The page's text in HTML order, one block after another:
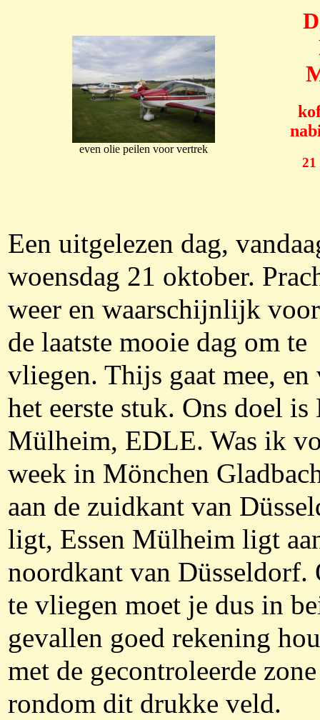
even olie peilen voor vertrek
21
Een uitgelezen dag,
woensdag 21 oktober.
weer en waarschijnlijk
de laatste mooie dag om te
vliegen. Thijs gaat mee,
het eerste stuk. Ons doel is
Mülheim, EDLE. Was ik
week in Mönchen
aan de zuidkant van
ligt, Essen Mülheim ligt
noordkant van Düsseldorf.
te vliegen moet je dus in
gevallen goed rekening
met de gecontroleerde zone
rondom dit drukke veld.